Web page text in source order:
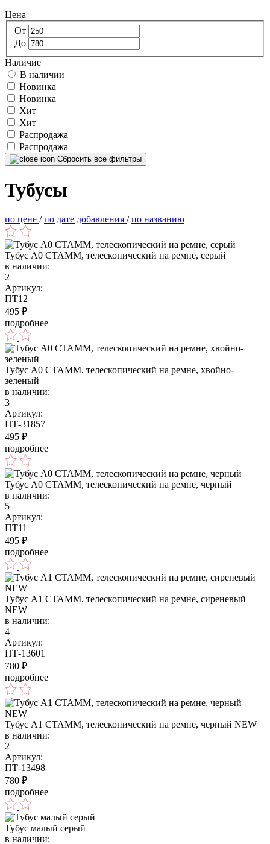
Цена
От
До
Наличие
В наличии
Новинка
Новинка
Хит
Хит
Распродажа
Распродажа
Сбросить все фильтры
Тубусы
по цене /по дате добавления /по названию
Тубус А0 СТАММ, телескопический на ремне, серый
в наличии:
2
Артикул:
ПТ12
495 ₽
подробнее
Тубус А0 СТАММ, телескопический на ремне, хвойно-
зеленый
в наличии:
3
Артикул:
ПТ-31857
495 ₽
подробнее
Тубус А0 СТАММ, телескопический на ремне, черный
в наличии:
5
Артикул:
ПТ11
495 ₽
подробнее
Тубус А1 СТАММ, телескопический на ремне, сиреневый
NEW
в наличии:
4
Артикул:
ПТ-13601
780 ₽
подробнее
Тубус А1 СТАММ, телескопический на ремне, черный NEW
в наличии:
2
Артикул:
ПТ-13498
780 ₽
подробнее
Тубус малый серый
в наличии: